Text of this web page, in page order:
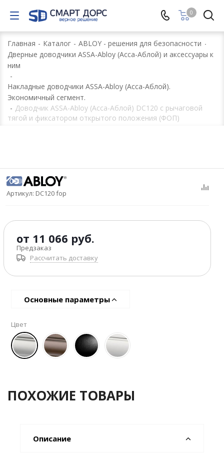
0
Главная - Каталог - ABLOY - решения для безопасности -
Дверные доводчики ASSA-Abloy (Асса-Аблой) и аксессуары к
ним
-
Накладные доводчики ASSA-Abloy (Асса-Аблой).
Экономичный сегмент.
- Доводчик ASSA-Abloy (Асса-Аблой) DC120 с рычаговой
тягой и фиксатором открытого положения (ФОП)
Артикул: DC120 fop
от 11 066 руб.
Предзаказ
Рассчитать доставку
Основные параметры
Цвет
ПОХОЖИЕ ТОВАРЫ
Описание